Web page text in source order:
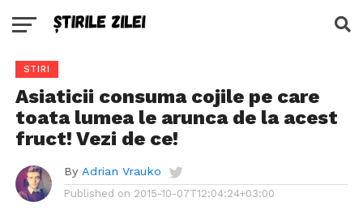
STIRI
Asiaticii consuma cojile pe care
toata lumea le arunca de la acest
fruct! Vezi de ce!
By Adrian Vrauko
Published on 2015-10-07T12:04:24+03:00